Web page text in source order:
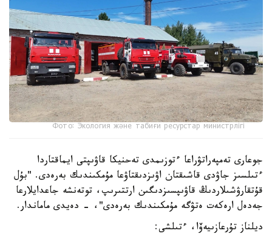
Фото: Экология және табиғи ресурстар министрлігі
جوعارى تەمپەراتۋراعا ءتوزىمدى تەحنيكا قاۋىپتى ايماقتاردا
ءتىلسىز جاۋدى قاشىقتان اۋىزدىقتاۋعا مۇمكىندىك بەرەدى. "بۇل
قۇتقارۋشىلاردىڭ قاۋىپسىزدىگىن ارتتىرىپ، توتەنشە جاعدايلارعا
جەدەل ارەكەت ەتۋگە مۇمكىندىك بەرەدى"، - دەيدى ماماندار.
ديلناز تۇرعازىيەۆا، ءتىلشى: